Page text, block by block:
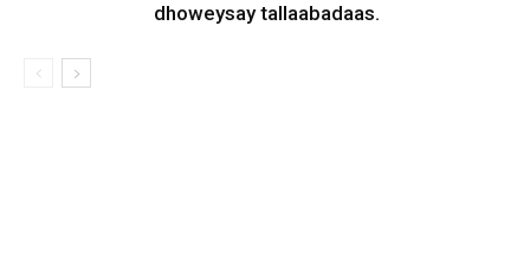
dhoweysay tallaabadaas.